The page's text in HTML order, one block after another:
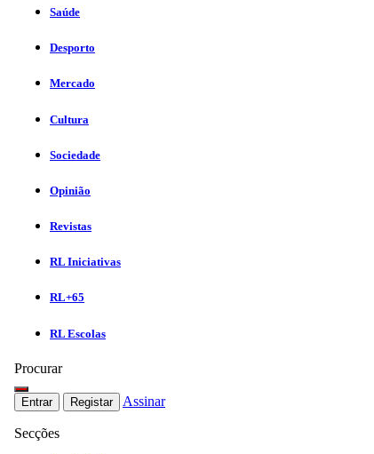
Saúde
Desporto
Mercado
Cultura
Sociedade
Opinião
Revistas
RL Iniciativas
RL+65
RL Escolas
Procurar
Entrar Registar Assinar
Secções